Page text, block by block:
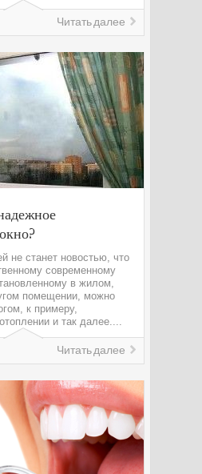
Читать далее
не станет новостью, что
современному
в жилом,
помещении, можно
к примеру,
и так далее....
Читать далее